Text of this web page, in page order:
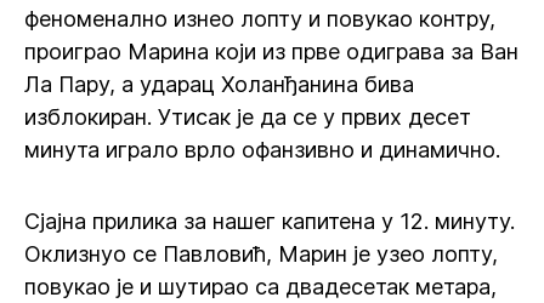
феноменално изнео лопту и повукао контру,
проиграо Марина који из прве одиграва за Ван
Ла Пару, а ударац Холанђанина бива
изблокиран. Утисак је да се у првих десет
минута играло врло офанзивно и динамично.
Сјајна прилика за нашег капитена у 12. минуту.
Оклизнуо се Павловић, Марин је узео лопту,
повукао је и шутирао са двадесетак метара,